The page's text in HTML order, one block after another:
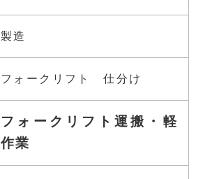
製造
フォークリフト 仕分け
フォークリフト運搬・軽
作業